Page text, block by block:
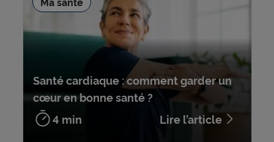
Santé cardiaque : comment garder un
cœur en bonne santé ?
4 min
Lire l’article